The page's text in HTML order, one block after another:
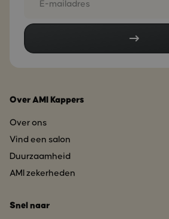
Over AMI Kappers
Over ons
Vind een salon
Duurzaamheid
AMI zekerheden
Snel naar